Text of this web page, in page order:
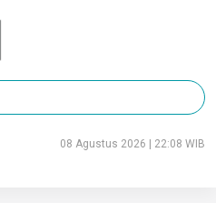
08 Agustus 2026 | 22:08 WIB